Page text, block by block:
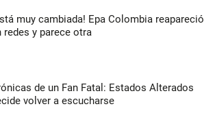
muy cambiada! Epa Colombia reapareció
redes y parece otra
de un Fan Fatal: Estados Alterados
volver a escucharse